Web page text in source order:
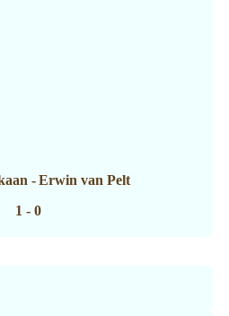
- Erwin van Pelt
1 - 0